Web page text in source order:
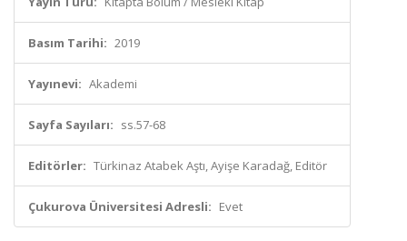
Basım Tarihi: 2019
Yayınevi: Akademi
Sayfa Sayıları: ss.57-68
Editörler: Türkinaz Atabek Aştı, Ayişe Karadağ, Editör
Çukurova Üniversitesi Adresli: Evet